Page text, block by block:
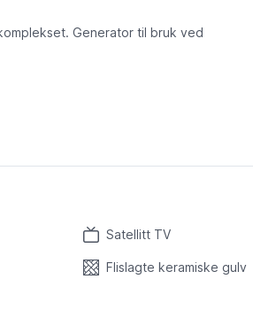
Generator til bruk ved
Satellitt TV
Flislagte keramiske gulv